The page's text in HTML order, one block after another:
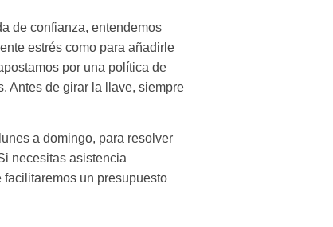
de confianza, entendemos
estrés como para añadirle
por una política de
. Antes de girar la llave, siempre
a domingo, para resolver
necesitas asistencia
facilitaremos un presupuesto